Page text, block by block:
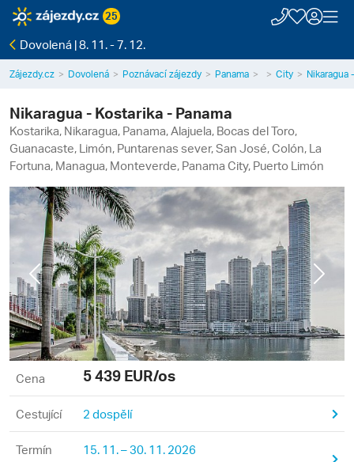
25
Dovolená | 8. 11. - 7. 12.
Zájezdy.cz Dovolená Poznávací zájezdy Panama City Nikaragua
Nikaragua - Kostarika - Panama
Kostarika, Nikaragua, Panama, Alajuela, Bocas del Toro,
Guanacaste, Limón, Puntarenas sever, San José, Colón, La
Fortuna, Managua, Monteverde, Panama City, Puerto Limón
Previous Next
Cena 5 439 EUR/os
Cestující 2 dospělí
Termín 15. 11. – 30. 11. 2026